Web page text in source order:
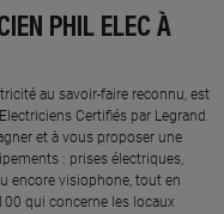
PHIL ELEC À
au savoir-faire reconnu, est
Certifiés par Legrand.​
et à vous proposer une
: prises électriques,
encore visiophone, tout en
qui concerne les locaux